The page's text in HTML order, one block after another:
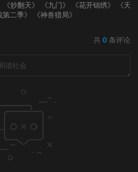
《炒翻天》 《九门》 《花开锦绣》
《天
二季》 《神兽猎局》
共 0 条评论